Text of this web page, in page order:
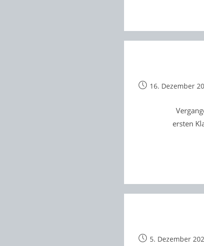
Beitrag16. Dezember
ersten
Beitrag5. Dezember